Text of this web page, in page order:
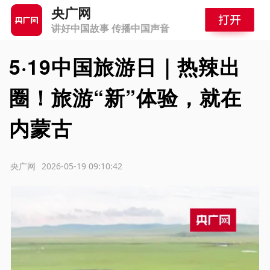
央广网
讲好中国故事 传播中国声音
5·19中国旅游日｜热辣出
圈！旅游“新”体验，就在
内蒙古
2026-05-19 09:10:42
央广网